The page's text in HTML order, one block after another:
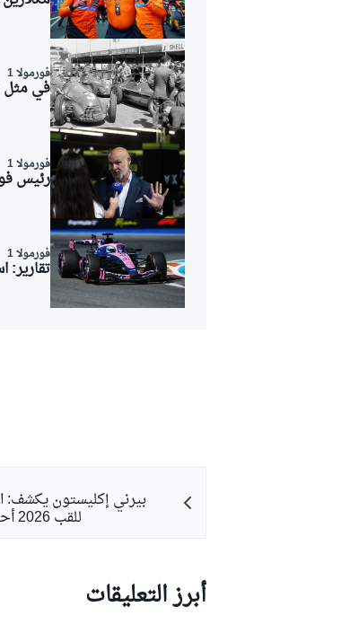
فورمولا 1
في مثل هذا
فورمولا 1
رئيس
فورمولا 1
تقارير:
بيرني إكليستون
للقب 2026 أحدهما من مرسيدس
أبرز التعليقات